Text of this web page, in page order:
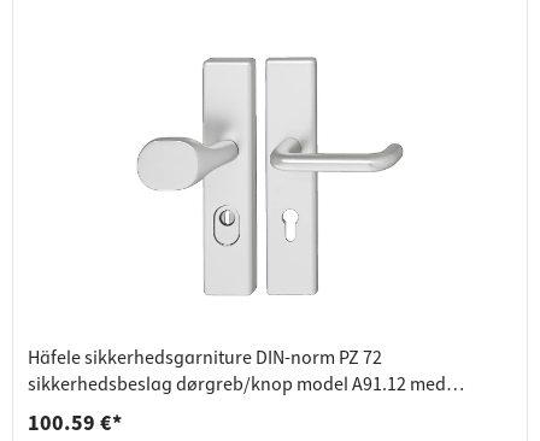
Häfele sikkerhedsgarniture DIN-norm PZ 72
sikkerhedsbeslag dørgreb/knop model A91.12 med
kerneudtrækssikring
100.59 €*